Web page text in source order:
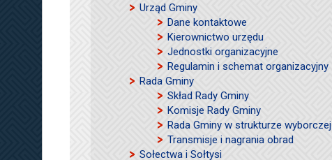
Urząd Gminy
Dane kontaktowe
Kierownictwo urzędu
Jednostki organizacyjne
Regulamin i schemat organizacyjny
Rada Gminy
Skład Rady Gminy
Komisje Rady Gminy
Rada Gminy w strukturze wyborczej
Transmisje i nagrania obrad
Sołectwa i Sołtysi